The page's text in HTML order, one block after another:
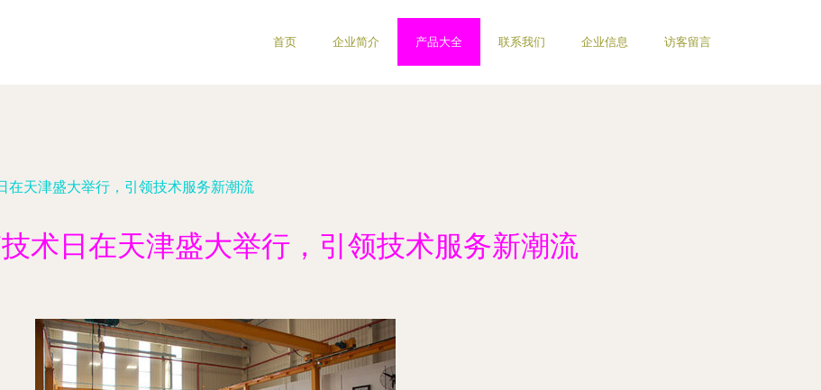
首页 企业简介 产品大全 联系我们 企业信息 访客留言
在天津盛大举行，引领技术服务新潮流
术日在天津盛大举行，引领技术服务新潮流